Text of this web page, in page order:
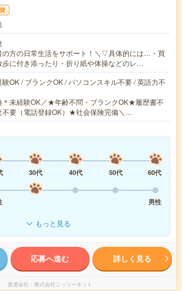
の方の日常生活をサポート！＼▽具体的には…・買
歩に付き添ったり・折り紙や体操などのレ…
OK / ブランクOK / パソコンスキル不要 / 英語力不
＊未経験OK／★年齢不問・ブランクOK★履歴書不
不要（電話登録OK）★社会保険完備＼…
30代 40代 50代
60代
男性
もっと見る
応募へ進む 詳しく見る
派遣会社 株式会社ニッソーネット